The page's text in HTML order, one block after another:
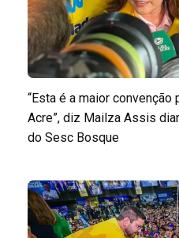
“Esta é a maior
Acre”, diz Mailza Assis
do Sesc Bosque